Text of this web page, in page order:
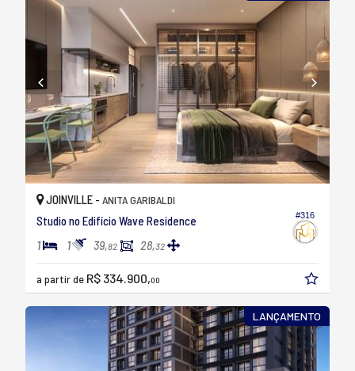
#316
JOINVILLE - ANITA GARIBALDI
Studio no Edifício Wave Residence
1 1 39,82 28,32
a partir de R$ 334.900,00
LANÇAMENTO